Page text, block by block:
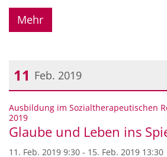
Mehr
11 Feb. 2019
Datum: 11. Februar 2019
Ausbildung im Sozialtherapeutischen
2019:
Glaube und Leben ins
11. Feb. 2019 9:30 - 15. Feb. 2019 13:30